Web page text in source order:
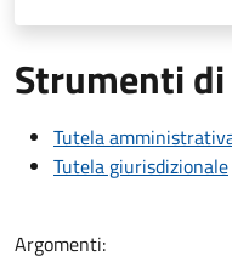
Strumenti
Tutela
Tutela giurisdizionale
Argomenti: